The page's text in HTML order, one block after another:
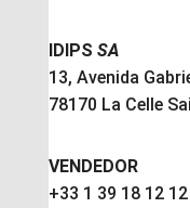
IDIPS SA
13, Avenida
78170 La Celle
VENDEDOR
+33 1 39 18 12 12